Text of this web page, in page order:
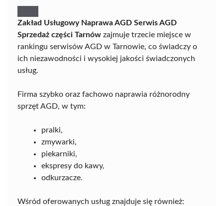
Zakład Usługowy Naprawa AGD Serwis AGD
Sprzedaż części Tarnów zajmuje trzecie miejsce w
rankingu serwisów AGD w Tarnowie, co świadczy o
ich niezawodności i wysokiej jakości świadczonych
usług.
Firma szybko oraz fachowo naprawia różnorodny
sprzęt AGD, w tym:
pralki,
zmywarki,
piekarniki,
ekspresy do kawy,
odkurzacze.
Wśród oferowanych usług znajduje się również: